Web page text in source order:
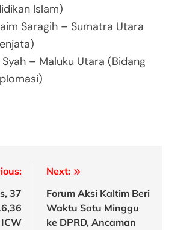
Islam)
Saragih – Sumatra Utara
– Maluku Utara (Bidang
37
Next:
Forum Aksi Kaltim Beri
Waktu Satu Minggu
ke DPRD, Ancaman